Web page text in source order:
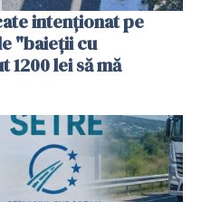
intenționat pe
"baieții cu
lei să mă